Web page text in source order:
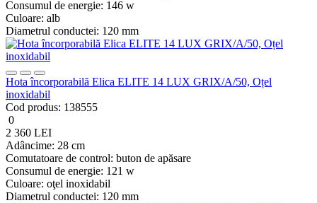
Consumul de energie: 146 w
Culoare: alb
Diametrul conductei: 120 mm
Hota încorporabilă Elica ELITE 14 LUX GRIX/A/50, Oțel
inoxidabil
Cod produs: 138555
0
2 360 LEI
Adâncime: 28 cm
Comutatoare de control: buton de apăsare
Consumul de energie: 121 w
Culoare: oţel inoxidabil
Diametrul conductei: 120 mm